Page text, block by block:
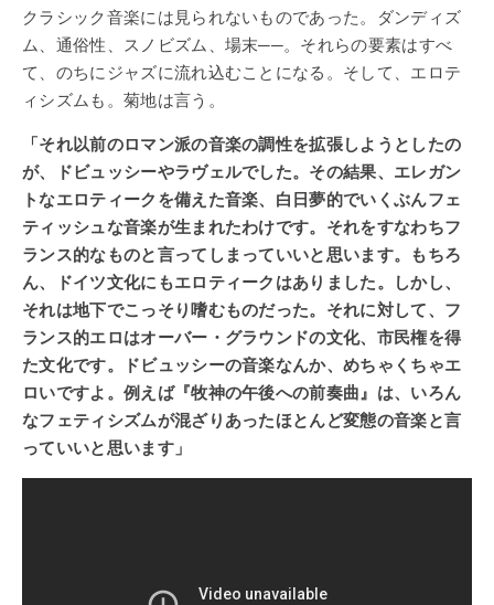
クラシック音楽には見られないものであった。ダンディズ
ム、通俗性、スノビズム、場末──。それらの要素はすべ
て、のちにジャズに流れ込むことになる。そして、エロテ
ィシズムも。菊地は言う。
「それ以前のロマン派の音楽の調性を拡張しようとしたの
が、ドビュッシーやラヴェルでした。その結果、エレガン
トなエロティークを備えた音楽、白日夢的でいくぶんフェ
ティッシュな音楽が生まれたわけです。それをすなわちフ
ランス的なものと言ってしまっていいと思います。もちろ
ん、ドイツ文化にもエロティークはありました。しかし、
それは地下でこっそり嗜むものだった。それに対して、フ
ランス的エロはオーバー・グラウンドの文化、市民権を得
た文化です。ドビュッシーの音楽なんか、めちゃくちゃエ
ロいですよ。例えば『牧神の午後への前奏曲』は、いろん
なフェティシズムが混ざりあったほとんど変態の音楽と言
っていいと思います」